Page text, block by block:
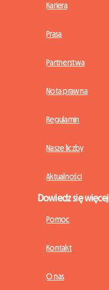
Kariera
Prasa
Partnerstwa
Nota prawna
Regulamin
Nasze liczby
Aktualności
Dowiedz się więcej
Pomoc
Kontakt
O nas